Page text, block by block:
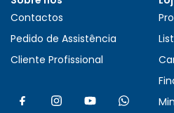
Contactos
Pedido de Assistência
Cliente Profissional